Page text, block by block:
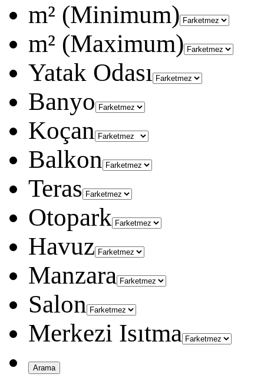
m² (Minimum)
m² (Maximum)
Yatak Odası
Banyo
Koçan
Balkon
Teras
Otopark
Havuz
Manzara
Salon
Merkezi Isıtma